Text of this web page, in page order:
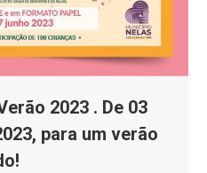
2023 . De 03
para um verão